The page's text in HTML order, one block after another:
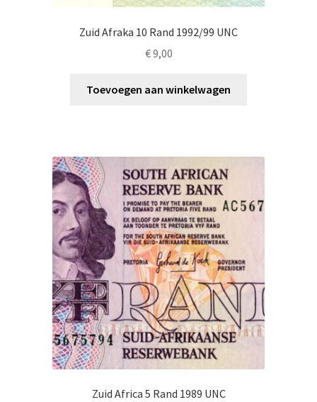
Zuid Afraka 10 Rand 1992/99 UNC
€9,00
Toevoegen aan winkelwagen
Zuid Africa 5 Rand 1989 UNC